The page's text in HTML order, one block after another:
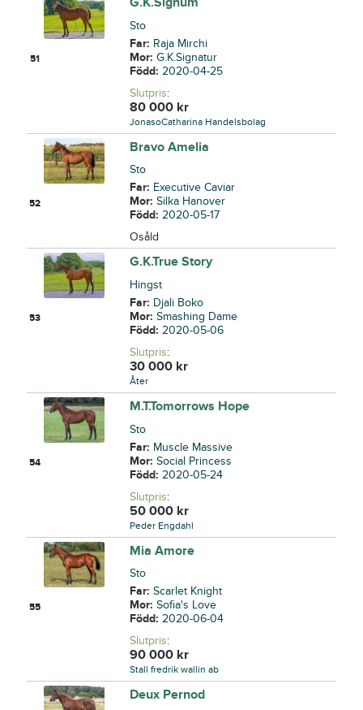
51
Sto
Far: Raja Mirchi
Mor:G.K.Signatur
Född:2020-04-25
Slutpris:
80 000 kr
JonasoCatharina Handelsbolag
52
Bravo Amelia
Sto
Far: Executive Caviar
Mor:Silka Hanover
Född:2020-05-17
Osåld
53
G.K.True Story
Hingst
Far: Djali Boko
Mor:Smashing Dame
Född:2020-05-06
Slutpris:
30 000 kr
Åter
54
M.T.Tomorrows Hope
Sto
Far: Muscle Massive
Mor:Social Princess
Född:2020-05-24
Slutpris:
50 000 kr
Peder Engdahl
55
Mia Amore
Sto
Far:Scarlet Knight
Mor:Sofia's Love
Född:2020-06-04
Slutpris:
90 000 kr
Stall fredrik wallin ab
Deux Pernod